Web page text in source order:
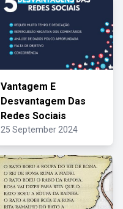
Vantagem E
Desvantagem Das
Redes Sociais
25 September 2024